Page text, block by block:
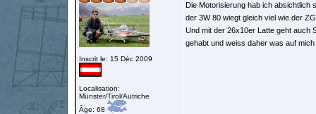
Inscrit le: 15 Déc 2009
Localisation:
Münster/Tirol/Autriche
Âge: 68
Die Motorisierung hab ich absichtlich
der 3W 80 wiegt gleich viel wie der
Und mit der 26x10er Latte geht auch
gehabt und weiss daher was auf